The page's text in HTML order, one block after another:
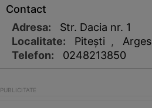
Contact
Adresa:
Str. Dacia nr. 1
Localitate:
Piteşti ,
Arges
Telefon:
0248213850